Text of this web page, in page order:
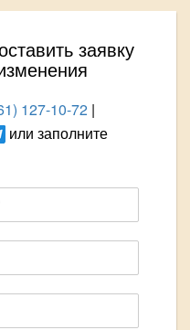
заявку
127-10-72 |
или заполните